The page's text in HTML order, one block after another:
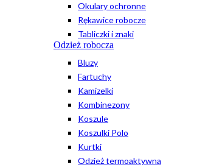
Okulary ochronne
Rękawice robocze
Tabliczki i znaki
Odzież robocza
Bluzy
Fartuchy
Kamizelki
Kombinezony
Koszule
Koszulki Polo
Kurtki
Odzież termoaktywna